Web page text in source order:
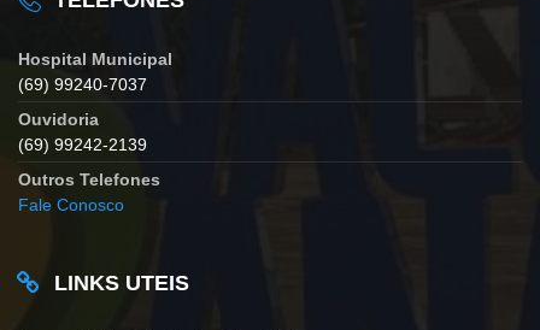
Hospital Municipal
(69) 99240-7037
Ouvidoria
(69) 99242-2139
Outros Telefones
Fale Conosco
LINKS UTEIS